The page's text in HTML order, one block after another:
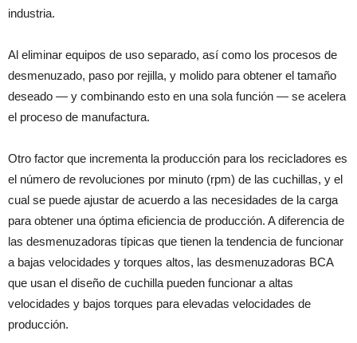
industria.
Al eliminar equipos de uso separado, así como los procesos de
desmenuzado, paso por rejilla, y molido para obtener el tamaño
deseado — y combinando esto en una sola función — se acelera
el proceso de manufactura.
Otro factor que incrementa la producción para los recicladores es
el número de revoluciones por minuto (rpm) de las cuchillas, y el
cual se puede ajustar de acuerdo a las necesidades de la carga
para obtener una óptima eficiencia de producción. A diferencia de
las desmenuzadoras típicas que tienen la tendencia de funcionar
a bajas velocidades y torques altos, las desmenuzadoras BCA
que usan el diseño de cuchilla pueden funcionar a altas
velocidades y bajos torques para elevadas velocidades de
producción.